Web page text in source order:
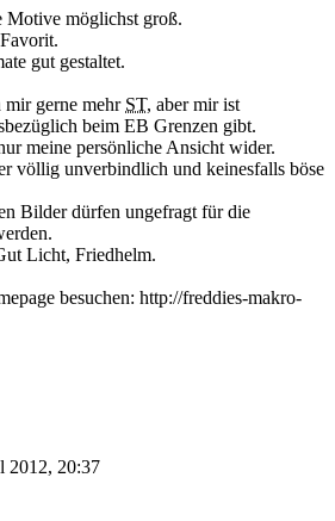
Motive möglichst groß.
gut gestaltet.
mir gerne mehr ST, aber mir ist
beim EB Grenzen gibt.
meine persönliche Ansicht wider.
völlig unverbindlich und keinesfalls böse
Bilder dürfen ungefragt für die
Licht, Friedhelm.
besuchen: http://freddies-makro-
2012, 20:37